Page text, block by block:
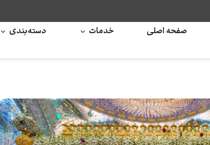
صفحه اصلی خدمات دسته‌بندی